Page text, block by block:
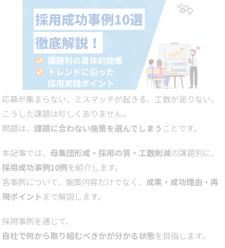
応募が集まらない、ミスマッチが起きる、工数が足りない。
こうした課題は珍しくありません。
問題は、 課題に合わない施策を選んでしまう ことです。
本記事では、 母集団形成・採用の質・工数削減の課題別に、
採用成功事例10例を紹介します。
各事例について、施策内容だけでなく、 成果・成功理由・再
現ポイント まで解説します。
採用事例を通じて、
自社で何から取り組むべきかが分かる状態を目指します。